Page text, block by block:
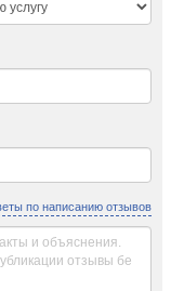
по написанию отзывов